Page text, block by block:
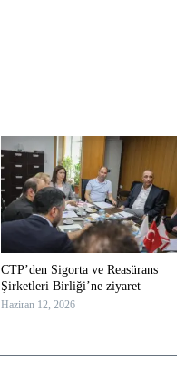
CTP’den Sigorta ve Reasürans
Şirketleri Birliği’ne ziyaret
Haziran 12, 2026